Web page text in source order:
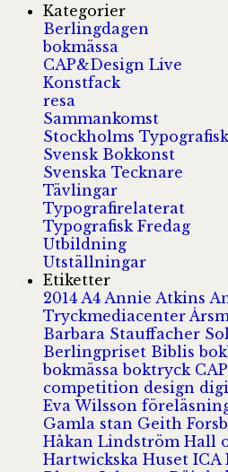
Kategorier
Berlingdagen
bokmässa
CAP&Design Live
Konstfack
resa
Sammankomst
Stockholms
Svensk Bokkonst
Svenska Tecknare
Tävlingar
Typografirelaterat
Typografisk Fredag
Utbildning
Utställningar
Etiketter
2014 A4 Annie Atkins
Tryckmediacenter
Barbara Stauffacher
Berlingpriset Biblis
bokmässaboktryck
competition design
Eva Wilsson
Gamla stan Geith
Håkan Lindström Hall
Hartwickska Huset ICA